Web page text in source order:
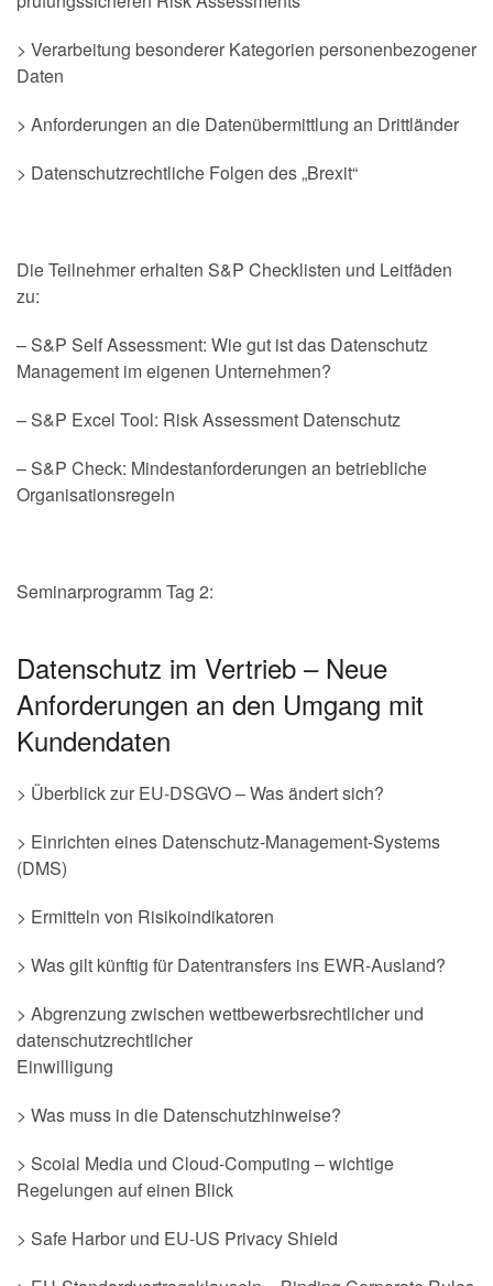
> Verarbeitung besonderer Kategorien personenbezogener
Daten
> Anforderungen an die Datenübermittlung an Drittländer
> Datenschutzrechtliche Folgen des „Brexit“
Die Teilnehmer erhalten S&P Checklisten und Leitfäden
zu:
– S&P Self Assessment: Wie gut ist das Datenschutz
Management im eigenen Unternehmen?
– S&P Excel Tool: Risk Assessment Datenschutz
– S&P Check: Mindestanforderungen an betriebliche
Organisationsregeln
Seminarprogramm Tag 2:
Datenschutz im Vertrieb – Neue
Anforderungen an den Umgang mit
Kundendaten
> Überblick zur EU-DSGVO – Was ändert sich?
> Einrichten eines Datenschutz-Management-Systems
(DMS)
> Ermitteln von Risikoindikatoren
> Was gilt künftig für Datentransfers ins EWR-Ausland?
> Abgrenzung zwischen wettbewerbsrechtlicher und
datenschutzrechtlicher
Einwilligung
> Was muss in die Datenschutzhinweise?
> Scoial Media und Cloud-Computing – wichtige
Regelungen auf einen Blick
> Safe Harbor und EU-US Privacy Shield